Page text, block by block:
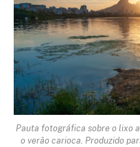
Pauta fotográfica sobre o lixo
o verão carioca. Produzido